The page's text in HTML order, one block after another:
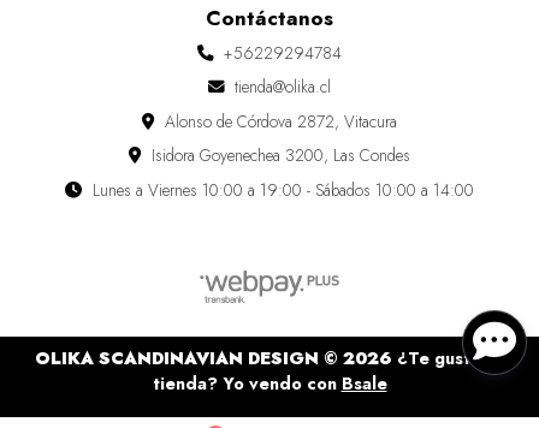
Contáctanos
+56229294784
tienda@olika.cl
Alonso de Córdova 2872, Vitacura
Isidora Goyenechea 3200, Las Condes
Lunes a Viernes 10:00 a 19:00 - Sábados 10:00 a 14:00
OLIKA SCANDINAVIAN DESIGN © 2026 ¿Te gusta mi
tienda? Yo vendo con Bsale